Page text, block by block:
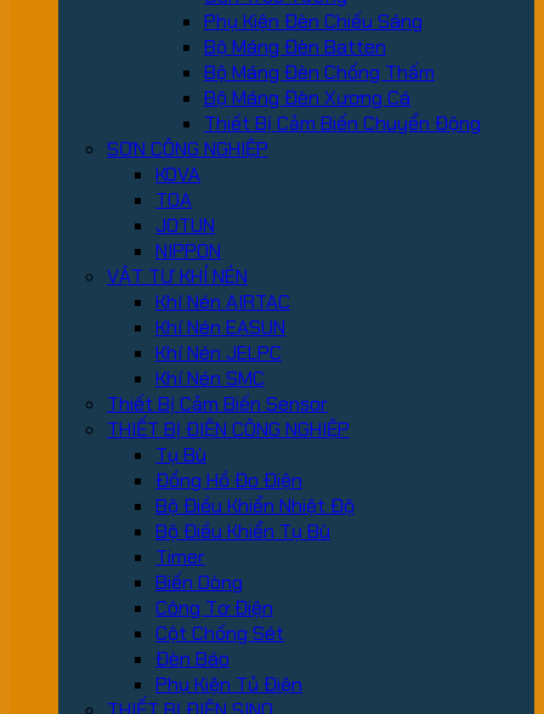
Phụ Kiện Đèn Chiếu Sáng
Bộ Máng Đèn Batten
Bộ Máng Đèn Chống Thấm
Bộ Máng Đèn Xương Cá
Thiết Bị Cảm Biến Chuyển Động
SƠN CÔNG NGHIỆP
KOVA
TOA
JOTUN
NIPPON
VẬT TƯ KHÍ NÉN
Khí Nén AIRTAC
Khí Nén EASUN
Khí Nén JELPC
Khí Nén SMC
Thiết Bị Cảm Biến Sensor
THIẾT BỊ ĐIỆN CÔNG NGHIỆP
Tụ Bù
Đồng Hồ Đo Điện
Bộ Điều Khiển Nhiệt Độ
Bộ Điều Khiển Tụ Bù
Timer
Biến Dòng
Công Tơ Điện
Cột Chống Sét
Đèn Báo
Phụ Kiện Tủ Điện